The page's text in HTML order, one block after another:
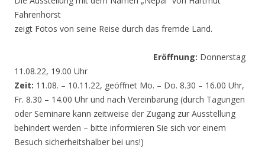
Fahrenhorst
zeigt Fotos von seine Reise durch das fremde Land.
Eröffnung: Donnerstag
11.08.22, 19.00 Uhr
Zeit: 11.08. – 10.11.22, geöffnet Mo. – Do. 8.30 – 16.00 Uhr,
Fr. 8.30 – 14.00 Uhr und nach Vereinbarung (durch Tagungen
oder Seminare kann zeitweise der Zugang zur Ausstellung
behindert werden – bitte informieren Sie sich vor einem
Besuch sicherheitshalber bei uns!)